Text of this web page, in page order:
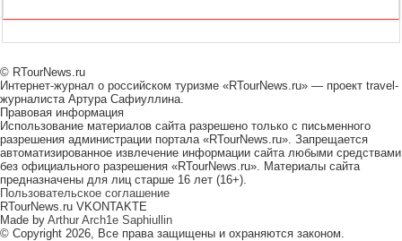
© RTourNews.ru
Интернет-журнал о российском туризме «RTourNews.ru» — проект travel-
журналиста Артура Сафиуллина.
Правовая информация
Использование материалов сайта разрешено только с письменного
разрешения администрации портала «RTourNews.ru». Запрещается
автоматизированное извлечение информации сайта любыми средствами
без официального разрешения «RTourNews.ru». Материалы сайта
предназначены для лиц старше 16 лет (16+).
Пользовательское соглашение
RTourNews.ru VKONTAKTE
Made by Arthur Arch1e Saphiullin
© Copyright 2026, Все права защищены и охраняются законом.